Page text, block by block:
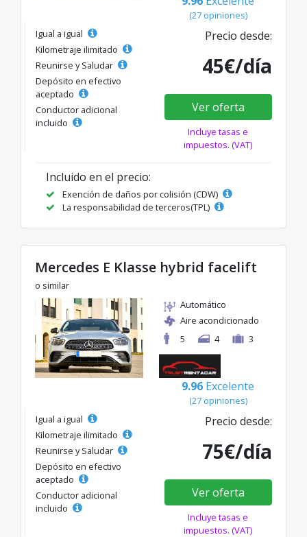
(27 opiniones)
Igual a igual
Kilometraje ilimitado
Reunirse y Saludar
Depósito en efectivo
aceptado
Conductor adicional
incluido
Precio desde:
45€/día
Ver oferta
Incluye tasas e
impuestos. (VAT)
Incluido en el precio:
Exención de daños por colisión (CDW)
La responsabilidad de terceros(TPL)
Mercedes E Klasse hybrid facelift
o similar
Automático
Aire acondicionado
5
4 3
9.96 Excelente
(27 opiniones)
Igual a igual
Kilometraje ilimitado
Reunirse y Saludar
Depósito en efectivo
aceptado
Conductor adicional
incluido
Precio desde:
75€/día
Ver oferta
Incluye tasas e
impuestos. (VAT)